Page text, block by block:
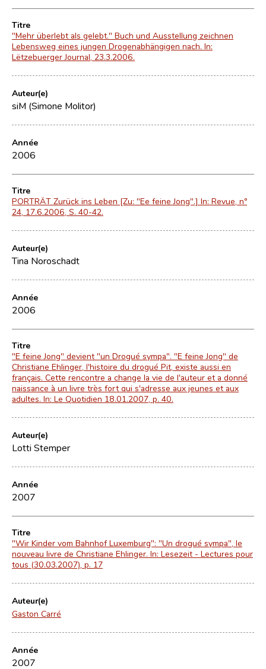
Titre
"Mehr überlebt als gelebt." Buch und Ausstellung zeichnen
Lebensweg eines jungen Drogenabhängigen nach. In:
Lëtzebuerger Journal, 23.3.2006.
Auteur(e)
siM (Simone Molitor)
Année
2006
Titre
PORTRÄT Zurück ins Leben [Zu: "Ee feine Jong".] In: Revue, nº
24, 17.6.2006, S. 40-42.
Auteur(e)
Tina Noroschadt
Année
2006
Titre
"E feine Jong" devient "un Drogué sympa". "E feine Jong" de
Christiane Ehlinger, l'histoire du drogué Pit, existe aussi en
français. Cette rencontre a change la vie de l'auteur et a donné
naissance à un livre très fort qui s'adresse aux jeunes et aux
adultes. In: Le Quotidien 18.01.2007, p. 40.
Auteur(e)
Lotti Stemper
Année
2007
Titre
"Wir Kinder vom Bahnhof Luxemburg": "Un drogué sympa", le
nouveau livre de Christiane Ehlinger. In: Lesezeit - Lectures pour
tous (30.03.2007), p. 17
Auteur(e)
Gaston Carré
Année
2007